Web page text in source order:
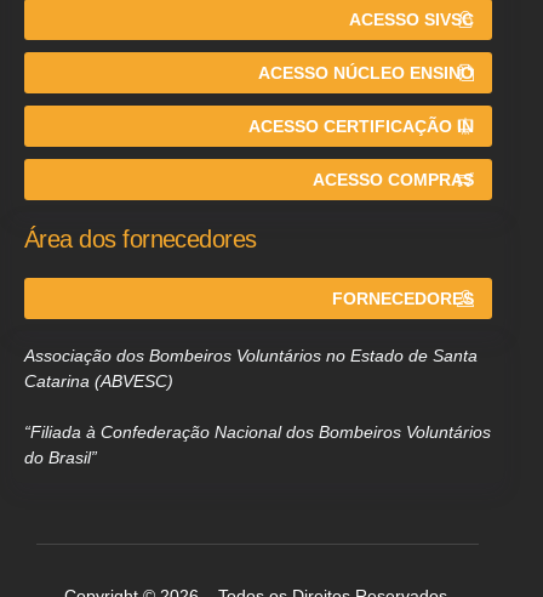
ACESSO SIVSC
ACESSO NÚCLEO ENSINO
ACESSO CERTIFICAÇÃO IN
ACESSO COMPRAS
Área dos fornecedores
FORNECEDORES
Associação dos Bombeiros Voluntários no Estado de Santa
Catarina (ABVESC)
“Filiada à Confederação Nacional dos Bombeiros Voluntários
do Brasil”